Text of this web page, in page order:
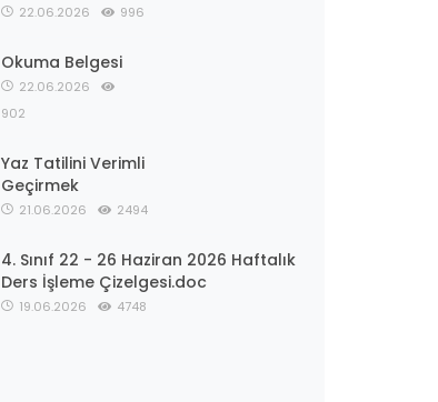
22.06.2026 996
Okuma Belgesi
22.06.2026
902
Yaz Tatilini Verimli
Geçirmek
21.06.2026 2494
4. Sınıf 22 - 26 Haziran 2026 Haftalık
Ders İşleme Çizelgesi.doc
19.06.2026 4748